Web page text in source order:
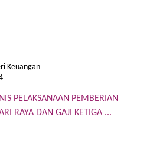
Keuangan
PELAKSANAAN PEMBERIAN
RAYA DAN GAJI KETIGA ...